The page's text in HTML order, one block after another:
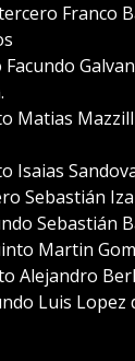
Franco
Facundo
Matias
Isaias
Sebastián
Sebastián
Martin
Alejandro
Luis Lopez